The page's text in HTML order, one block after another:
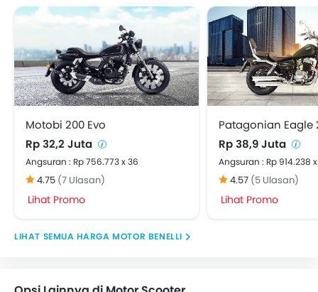
Motobi 200 Evo
Rp 32,2 Juta
Angsuran : Rp 756.773 x 36
4.75 (7 Ulasan)
Lihat Promo
Patagonian Eagle
Rp 38,9 Juta
Angsuran : Rp 914.238
4.57 (5 Ulasan)
Lihat Promo
HARGA MOTOR BENELLI